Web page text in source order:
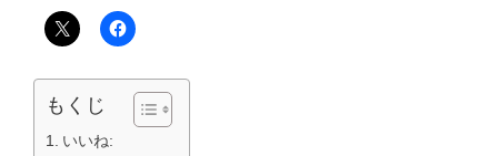
もくじ
いいね: